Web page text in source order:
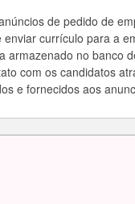
de pedido de
currículo para a
armazenado no banco
com os candidatos
e fornecidos aos